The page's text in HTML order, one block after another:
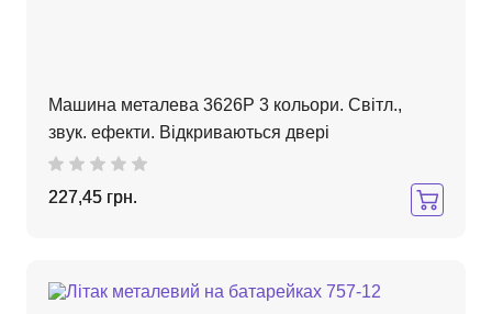
Машина металева 3626P 3 кольори. Світл.,
звук. ефекти. Відкриваються двері
227,45 грн.